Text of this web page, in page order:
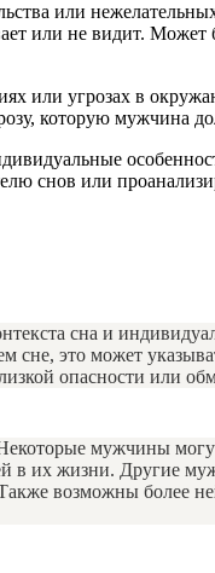
или
или не видит. Может
или угрозах в
которую мужчина
снов или
сна и
это может
опасности или
мужчины
их жизни. Другие
возможны более